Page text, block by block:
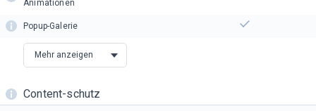
Animationen
Popup-Galerie
Mehr anzeigen
Content-schutz